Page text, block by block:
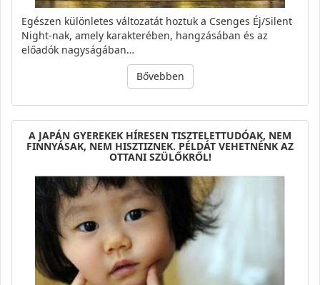
Egészen különletes változatát hoztuk a Csenges Éj/Silent
Night-nak, amely karakterében, hangzásában és az
előadók nagyságában…
Bővebben
A JAPÁN GYEREKEK HÍRESEN TISZTELETTUDÓAK, NEM
FINNYÁSAK, NEM HISZTIZNEK. PÉLDÁT VEHETNÉNK AZ
OTTANI SZÜLŐKRŐL!